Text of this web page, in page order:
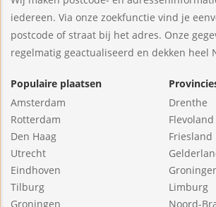
iedereen. Via onze zoekfunctie vind je
postcode of straat bij het adres. Onze
regelmatig geactualiseerd en dekken heel
Populaire plaatsen
Amsterdam
Rotterdam
Den Haag
Utrecht
Eindhoven
Tilburg
Groningen
Drenthe
Flevoland
Friesland
Limburg
Noord-